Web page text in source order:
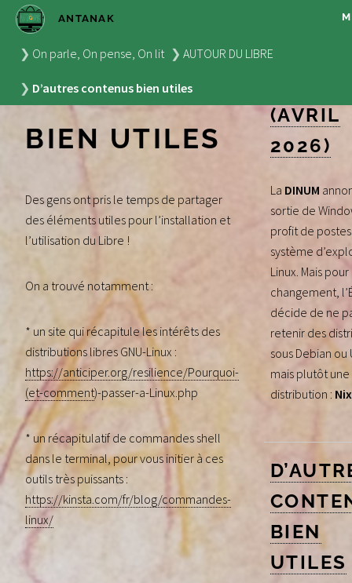
ANTANAK
On parle, On pense, On lit AUTOUR DU LIBRE
D’autres contenus bien utiles
D'AUTRES
CONTENUS
BIEN UTILES
Des gens ont pris le temps de partager
des éléments utiles pour l’installation et
l’utilisation du Libre !
On a trouvé notamment :
* un site qui récapitule les intérêts des
distributions libres GNU-Linux :
https://anticiper.org/resilience/Pourquoi-
(et-comment)-passer-a-Linux.php
* un récapitulatif de commandes shell
dans le terminal, pour vous initier à ces
outils très puissants :
https://kinsta.com/fr/blog/commandes-
linux/
(AVRIL
2026)
La DINUM
sortie de
profit de
système
Linux. Mais
changement,
décide de ne
retenir des
sous Debian ou
mais plutôt
distribution :
BIEN
UTILES